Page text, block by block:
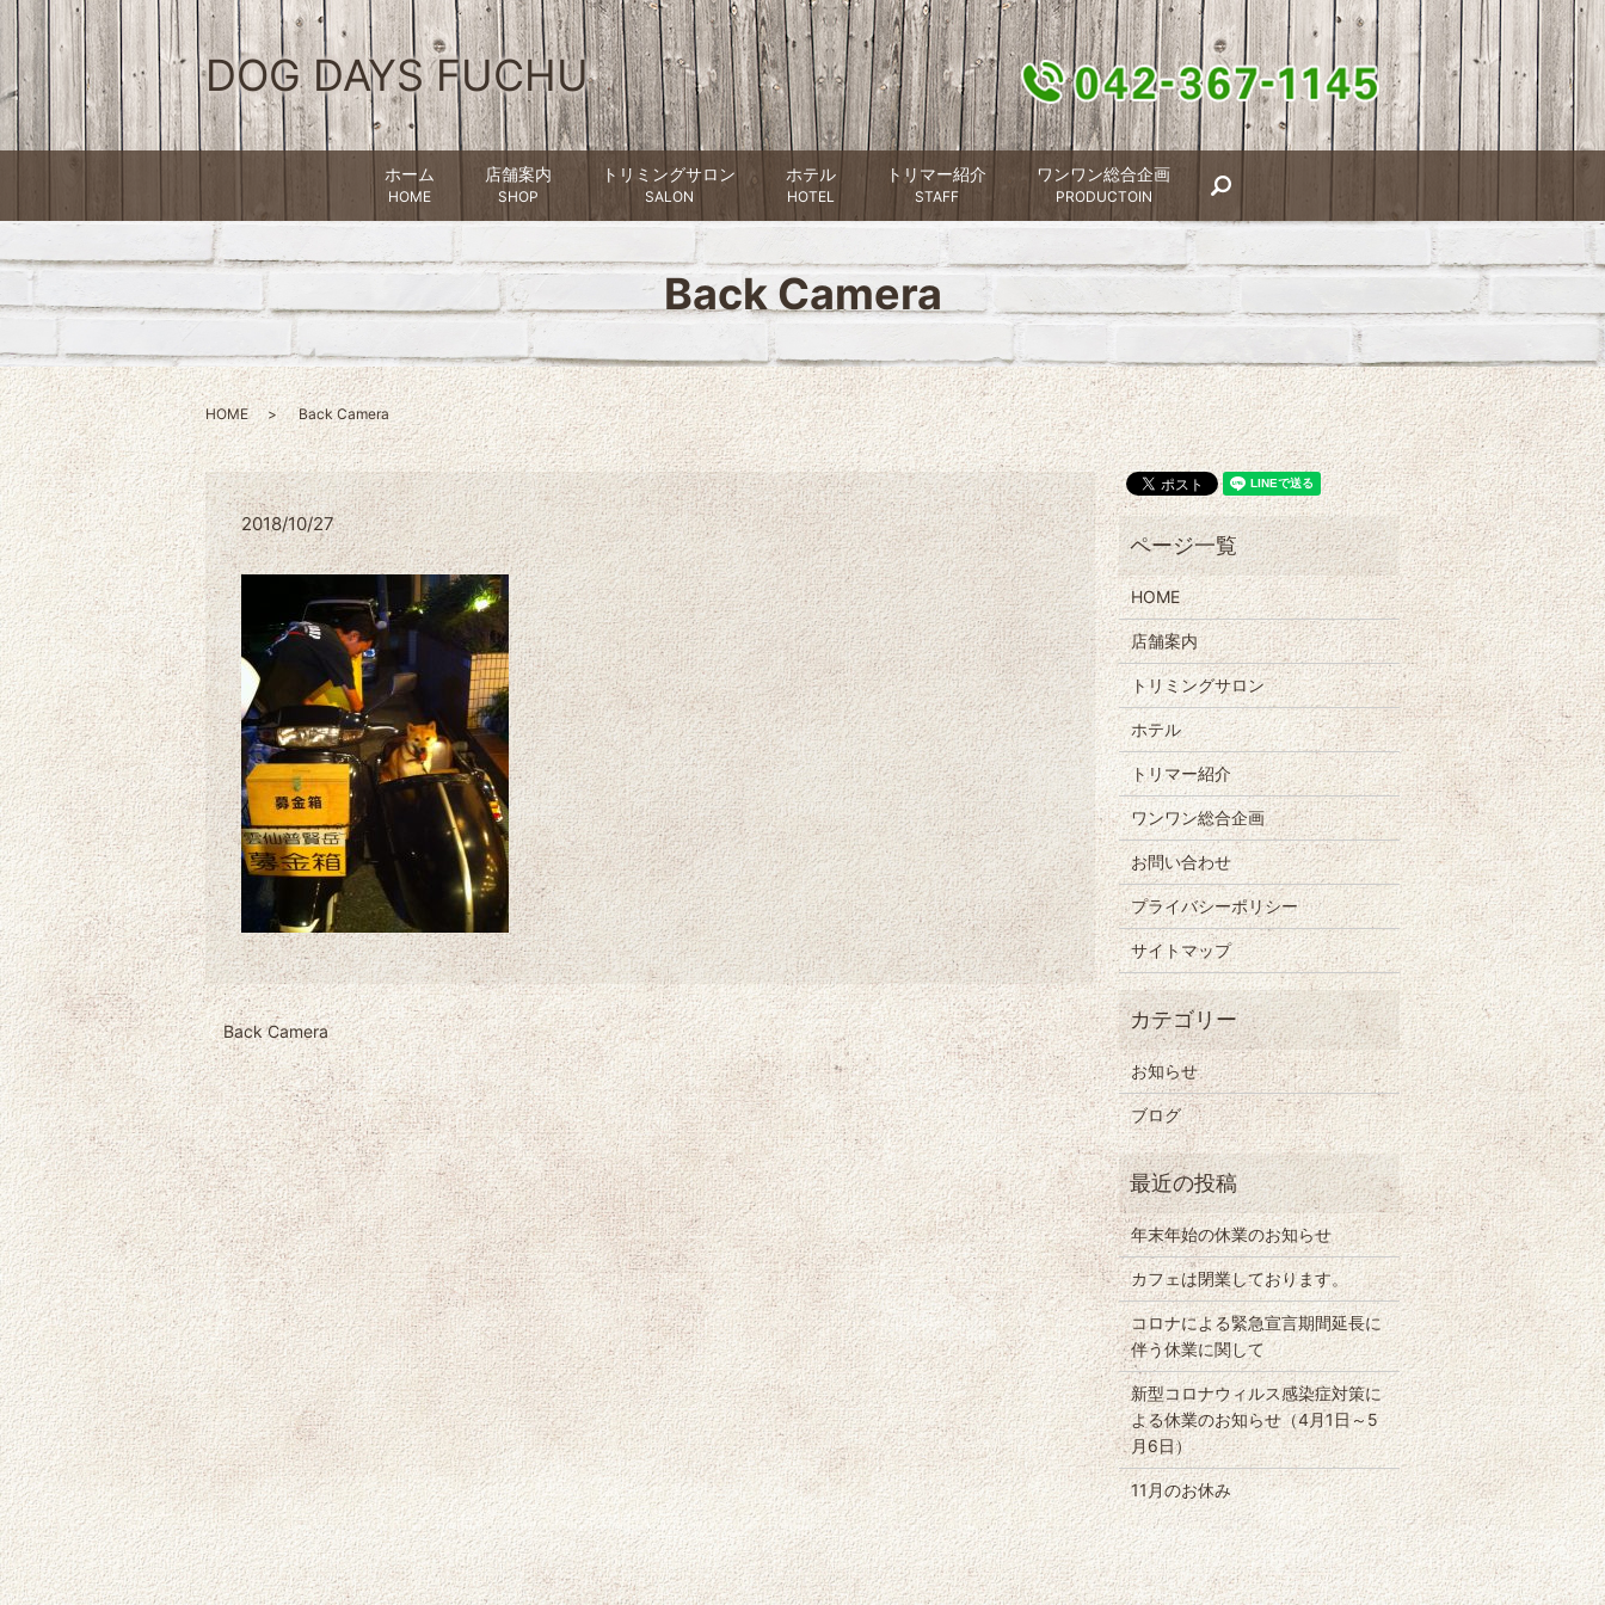
DOG DAYS FUCHU
ホーム
HOME
店舗案内
SHOP
トリミングサロン
SALON
ホテル
HOTEL
トリマー紹介
STAFF
ワンワン総合企画
PRODUCTOIN
search
Back Camera
HOME Back Camera
2018/10/27
Back Camera
HOME
店舗案内
トリミングサロン
ホテル
トリマー紹介
ワンワン総合企画
お問い合わせ
プライバシーポリシー
サイトマップ
お知らせ
ブログ
年末年始の休業のお知らせ
カフェは閉業しております。
コロナによる緊急宣言期間延長に
伴う休業に関して
新型コロナウィルス感染症対策に
よる休業のお知らせ（4月1日～5
月6日）
11月のお休み